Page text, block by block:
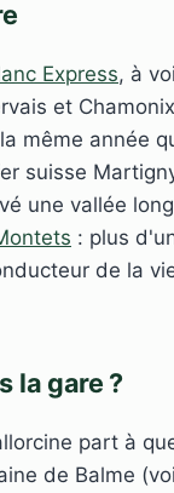
Express, à
et
même année
suisse
une vallée
: plus
de la
la gare ?
part à
de Balme